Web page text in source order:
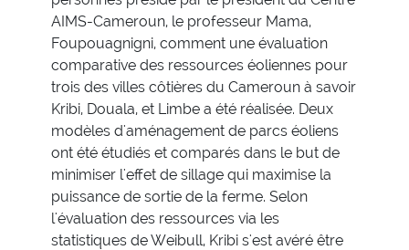
AIMS-Cameroun, le professeur Mama,
Foupouagnigni, comment une évaluation
comparative des ressources éoliennes pour
trois des villes côtières du Cameroun à savoir
Kribi, Douala, et Limbe a été réalisée. Deux
modèles d'aménagement de parcs éoliens
ont été étudiés et comparés dans le but de
minimiser l'effet de sillage qui maximise la
puissance de sortie de la ferme. Selon
l'évaluation des ressources via les
statistiques de Weibull, Kribi s'est avéré être